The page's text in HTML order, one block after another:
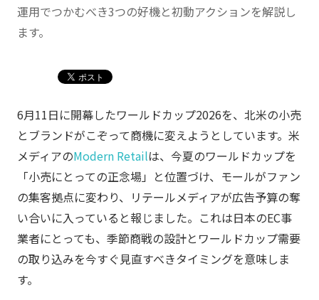
運用でつかむべき3つの好機と初動アクションを解説し
ます。
6月11日に開幕したワールドカップ2026を、北米の小売
とブランドがこぞって商機に変えようとしています。米
メディアのModern Retailは、今夏のワールドカップを
「小売にとっての正念場」と位置づけ、モールがファン
の集客拠点に変わり、リテールメディアが広告予算の奪
い合いに入っていると報じました。これは日本のEC事
業者にとっても、季節商戦の設計とワールドカップ需要
の取り込みを今すぐ見直すべきタイミングを意味しま
す。